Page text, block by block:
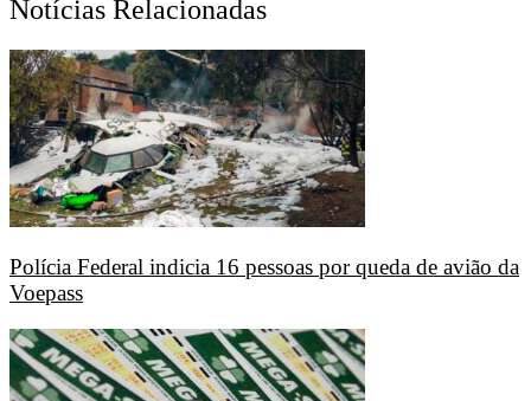
Notícias Relacionadas
Polícia Federal indicia 16 pessoas por queda de avião da
Voepass